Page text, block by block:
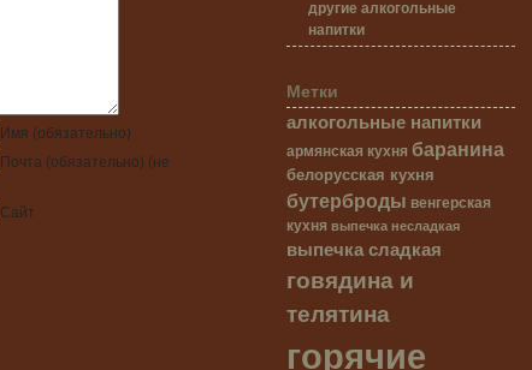
Имя (обязательно)
Почта (обязательно) (не
Сайт
другие алкогольные
напитки
Метки
алкогольные напитки
армянская кухня баранина
белорусская кухня
бутерброды венгерская
кухня выпечка несладкая
выпечка сладкая
говядина и
телятина
горячие